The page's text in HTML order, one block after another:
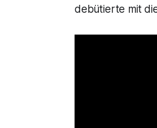
debütierte mit